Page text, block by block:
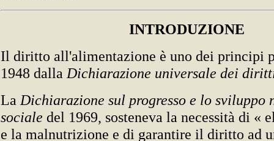
INTRODUZIONE
Il diritto all'alimentazione è uno dei principi
1948 dalla Dichiarazione universale dei
La Dichiarazione sul progresso e lo sviluppo
sociale del 1969, sosteneva la necessità di «
e la malnutrizione e di garantire il diritto ad